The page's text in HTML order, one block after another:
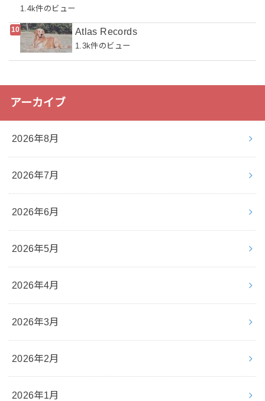
1.4k件のビュー
Atlas Records
1.3k件のビュー
アーカイブ
2026年8月
2026年7月
2026年6月
2026年5月
2026年4月
2026年3月
2026年2月
2026年1月